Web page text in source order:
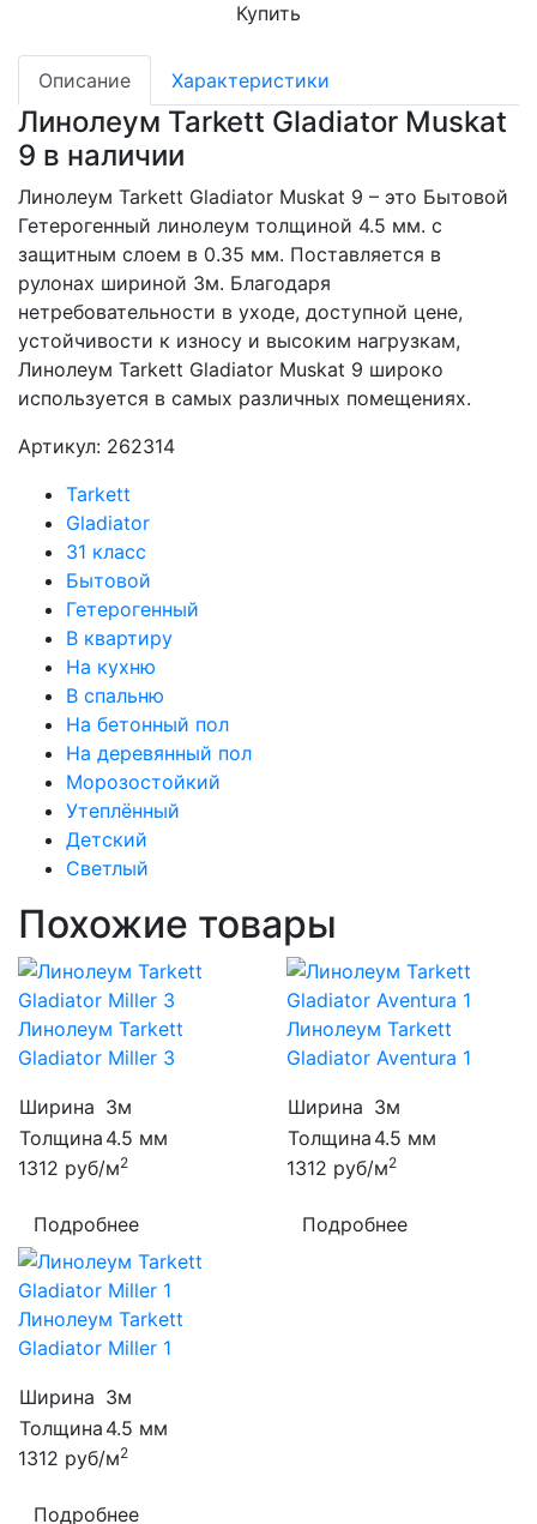
Купить
Описание Характеристики
Линолеум Tarkett Gladiator Muskat
9 в наличии
Линолеум Tarkett Gladiator Muskat 9 – это Бытовой
Гетерогенный линолеум толщиной 4.5 мм. с
защитным слоем в 0.35 мм. Поставляется в
рулонах шириной 3м. Благодаря
нетребовательности в уходе, доступной цене,
устойчивости к износу и высоким нагрузкам,
Линолеум Tarkett Gladiator Muskat 9 широко
используется в самых различных помещениях.
Артикул: 262314
Tarkett
Gladiator
31 класс
Бытовой
Гетерогенный
В квартиру
На кухню
В спальню
На бетонный пол
На деревянный пол
Морозостойкий
Утеплённый
Детский
Светлый
Похожие товары
Линолеум Tarkett
Gladiator Miller 3
Ширина 3м
Толщина 4.5 мм
1312 руб/м2
Подробнее
Линолеум Tarkett
Gladiator Aventura 1
Ширина 3м
Толщина 4.5 мм
1312 руб/м2
Подробнее
Линолеум Tarkett
Gladiator Miller 1
Ширина 3м
Толщина 4.5 мм
1312 руб/м2
Подробнее